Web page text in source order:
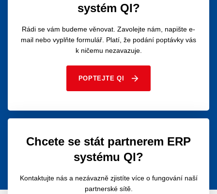
systém QI?
Rádi se vám budeme věnovat. Zavolejte nám, napište e-
mail nebo vyplňte formulář. Platí, že podání poptávky vás
k ničemu nezavazuje.
POPTEJTE QI
Chcete se stát partnerem ERP
systému QI?
Kontaktujte nás a nezávazně zjistíte více o fungování naší
partnerské sítě.